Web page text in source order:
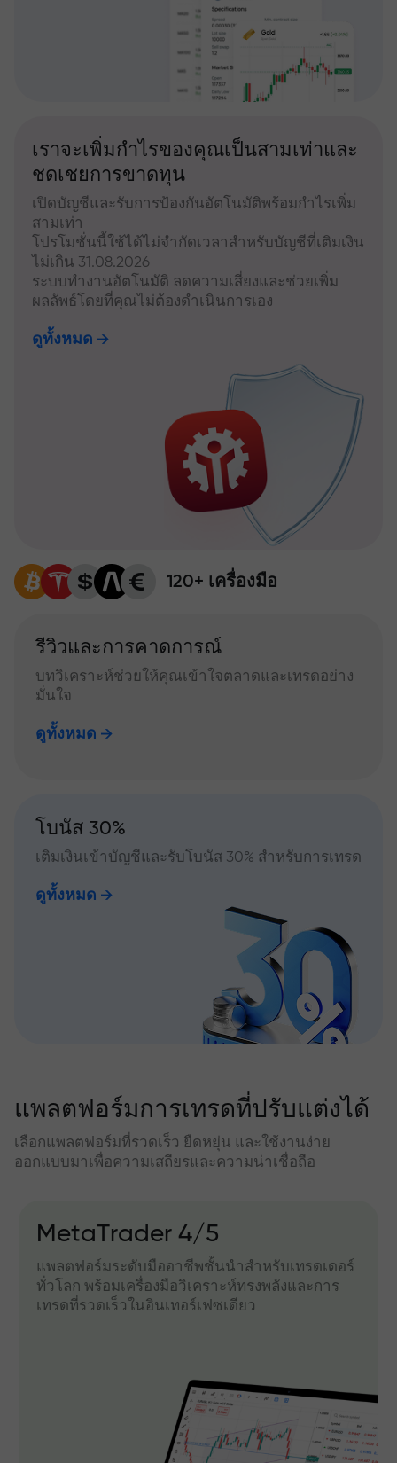
เราจะเพิ่มกำไรของคุณเป็นสามเท่าและ
ชดเชยการขาดทุน
เปิดบัญชีและรับการป้องกันอัตโนมัติพร้อมกำไรเพิ่ม
สามเท่า
โปรโมชั่นนี้ใช้ได้ไม่จำกัดเวลาสำหรับบัญชีที่เติมเงิน
ไม่เกิน 31.08.2026
ระบบทำงานอัตโนมัติ ลดความเสี่ยงและช่วยเพิ่ม
ผลลัพธ์โดยที่คุณไม่ต้องดำเนินการเอง
ดูทั้งหมด
120+ เครื่องมือ
รีวิวและการคาดการณ์
บทวิเคราะห์ช่วยให้คุณเข้าใจตลาดและเทรดอย่าง
มั่นใจ
ดูทั้งหมด
โบนัส 30%
เติมเงินเข้าบัญชีและรับโบนัส 30% สำหรับการเทรด
ดูทั้งหมด
แพลตฟอร์มการเทรดที่ปรับแต่งได้
เลือกแพลตฟอร์มที่รวดเร็ว ยืดหยุ่น และใช้งานง่าย
ออกแบบมาเพื่อความเสถียรและความน่าเชื่อถือ
MetaTrader 4/5
แพลตฟอร์มระดับมืออาชีพชั้นนำสำหรับเทรดเดอร์
ทั่วโลก พร้อมเครื่องมือวิเคราะห์ทรงพลังและการ
เทรดที่รวดเร็วในอินเทอร์เฟซเดียว